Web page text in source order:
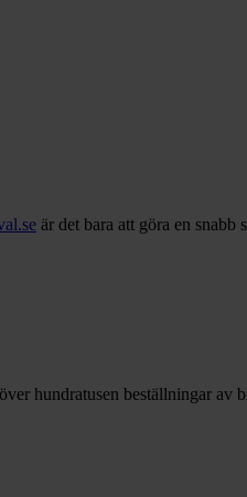
är det bara att göra en snabb
hundratusen beställningar av